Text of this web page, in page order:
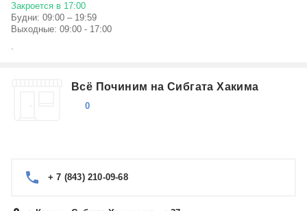
Закроется в 17:00
Будни: 09:00 – 19:59
Выходные: 09:00 - 17:00
.
Всё Починим на Сибгата Хакима
0
+ 7 (843) 210-09-68